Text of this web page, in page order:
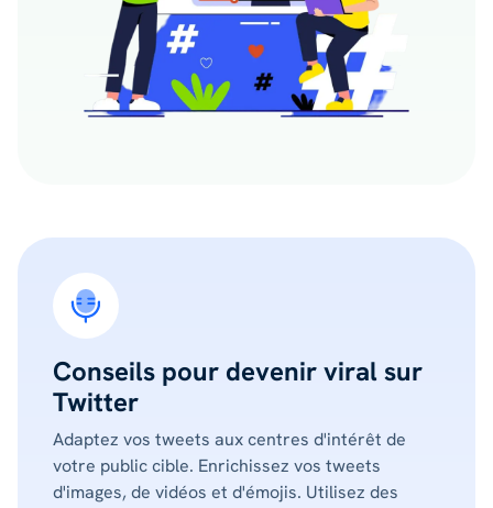
Conseils pour devenir viral sur
Twitter
Adaptez vos tweets aux centres d'intérêt de
votre public cible. Enrichissez vos tweets
d'images, de vidéos et d'émojis. Utilisez des